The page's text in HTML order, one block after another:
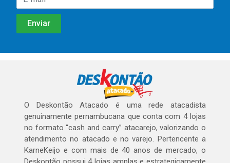
O Deskontão Atacado é uma rede atacadista
genuinamente pernambucana que conta com 4 lojas
no formato “cash and carry” atacarejo, valorizando o
atendimento no atacado e no varejo. Pertencente a
KarneKeijo e com mais de 40 anos de mercado, o